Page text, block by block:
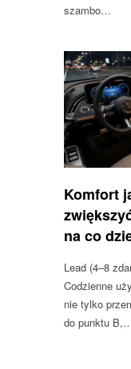
szambo…
Komfort
na co
Lead (4–8
Codzienne
nie tylko
do punktu